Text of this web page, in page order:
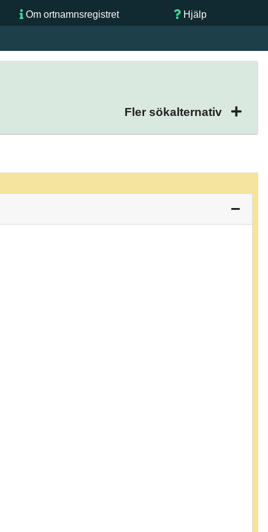
Om ortnamnsregistret Hjälp
Fler sökalternativ